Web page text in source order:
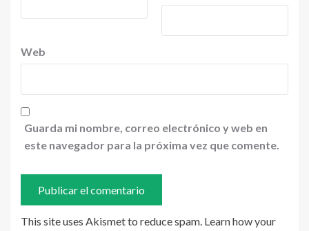
Web
Guarda mi nombre, correo electrónico y web en
este navegador para la próxima vez que comente.
This site uses Akismet to reduce spam. Learn how your